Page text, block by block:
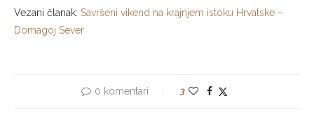
Vezani članak: Savršeni vikend na krajnjem istoku Hrvatske –
Domagoj Sever
0 komentari 3